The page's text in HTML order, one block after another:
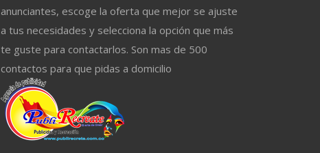
anunciantes, escoge la oferta que mejor se ajuste
a tus necesidades y selecciona la opción que más
te guste para contactarlos. Son mas de 500
contactos para que pidas a domicilio